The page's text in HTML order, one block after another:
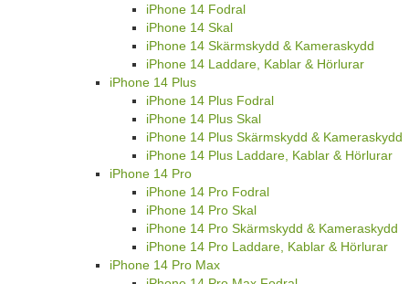
iPhone 14 Fodral
iPhone 14 Skal
iPhone 14 Skärmskydd & Kameraskydd
iPhone 14 Laddare, Kablar & Hörlurar
iPhone 14 Plus
iPhone 14 Plus Fodral
iPhone 14 Plus Skal
iPhone 14 Plus Skärmskydd & Kameraskydd
iPhone 14 Plus Laddare, Kablar & Hörlurar
iPhone 14 Pro
iPhone 14 Pro Fodral
iPhone 14 Pro Skal
iPhone 14 Pro Skärmskydd & Kameraskydd
iPhone 14 Pro Laddare, Kablar & Hörlurar
iPhone 14 Pro Max